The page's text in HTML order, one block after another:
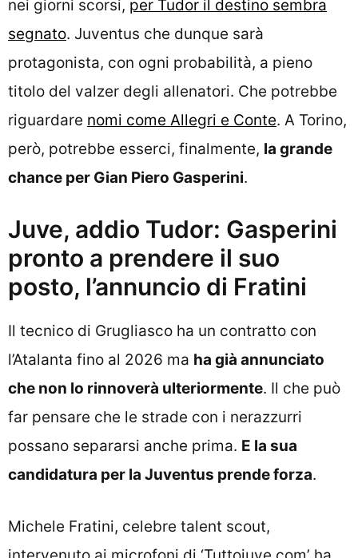
nei giorni scorsi, per Tudor il destino sembra
segnato. Juventus che dunque sarà
protagonista, con ogni probabilità, a pieno
titolo del valzer degli allenatori. Che potrebbe
riguardare nomi come Allegri e Conte. A Torino,
però, potrebbe esserci, finalmente, la grande
chance per Gian Piero Gasperini.
Juve, addio Tudor: Gasperini
pronto a prendere il suo
posto, l’annuncio di Fratini
Il tecnico di Grugliasco ha un contratto con
l’Atalanta fino al 2026 ma ha già annunciato
che non lo rinnoverà ulteriormente. Il che può
far pensare che le strade con i nerazzurri
possano separarsi anche prima. E la sua
candidatura per la Juventus prende forza.
Michele Fratini, celebre talent scout,